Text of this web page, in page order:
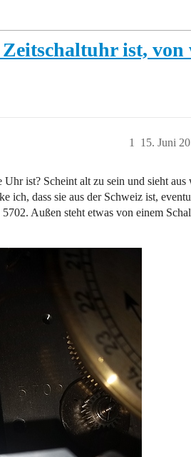
ist,
15. Juni
1
ist? Scheint alt zu sein und sieht aus
ich, dass sie aus der Schweiz ist,
Außen steht etwas von einem